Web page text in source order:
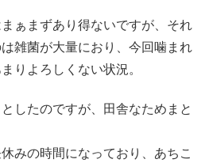
ぁまずあり得ないですが、それ
雑菌が大量におり、今回噛まれ
りよろしくない状況。
したのですが、田舎なためまと
みの時間になっており、あちこ